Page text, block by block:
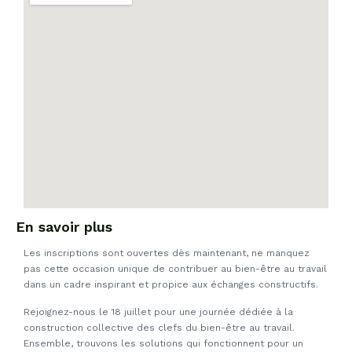
En savoir plus
Les inscriptions sont ouvertes dès maintenant, ne manquez
pas cette occasion unique de contribuer au bien-être au travail
dans un cadre inspirant et propice aux échanges constructifs.
Rejoignez-nous le 18 juillet pour une journée dédiée à la
construction collective des clefs du bien-être au travail.
Ensemble, trouvons les solutions qui fonctionnent pour un